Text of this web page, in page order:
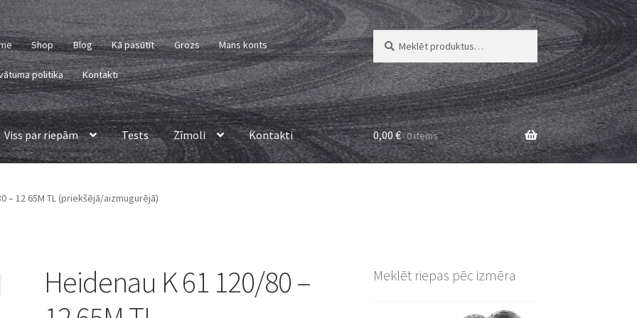
Shop Blog Kā pasūtīt Grozs Mans konts
politika Kontakti
Meklēt:
Meklēt
Viss par riepām Tests Zīmoli Kontakti 0,00€ 0 items
– 12 65M TL (priekšējā/aizmugurējā)
Heidenau K 61 120/80 –
Meklēt riepas pēc izmēra